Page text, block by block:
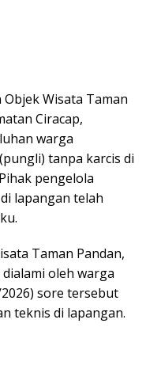
Objek Wisata Taman
Ciracap,
warga
tanpa karcis di
pengelola
lapangan telah
Taman Pandan,
oleh warga
sore tersebut
teknis di lapangan.